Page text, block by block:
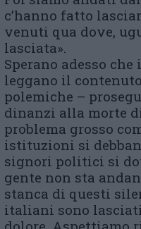
c’hanno fatto
venuti qua dove,
lasciata».
Sperano adesso
leggano il
polemiche –
dinanzi alla morte
problema grosso
istituzioni si
signori politici si
gente non sta
stanca di questi
italiani sono